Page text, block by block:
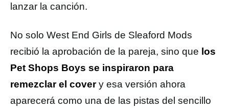
lanzar la canción.
No solo West End Girls de Sleaford Mods
recibió la aprobación de la pareja, sino que los
Pet Shops Boys se inspiraron para
remezclar el covery esa versión ahora
aparecerá como una de las pistas del sencillo